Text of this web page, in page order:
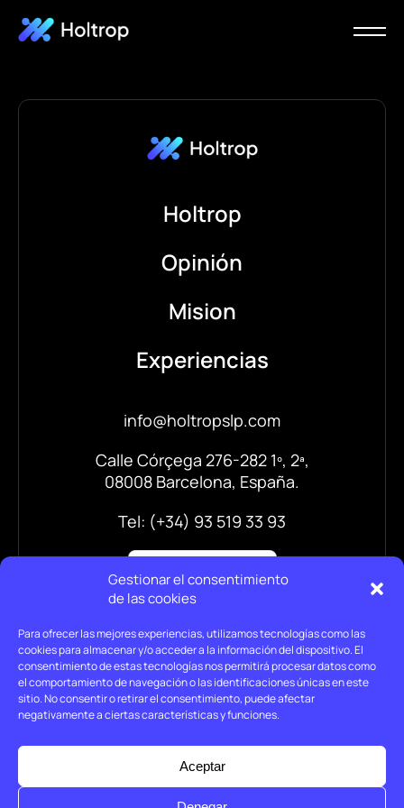
Gestionar el consentimiento
de las cookies
Para ofrecer las mejores experiencias, utilizamos tecnologías como las
cookies para almacenar y/o acceder a la información del dispositivo. El
consentimiento de estas tecnologías nos permitirá procesar datos como
el comportamiento de navegación o las identificaciones únicas en este
sitio. No consentir o retirar el consentimiento, puede afectar
negativamente a ciertas características y funciones.
Aceptar
Holtrop
Opinión
Mision
Experiencias
info@holtropslp.com
Calle Córçega 276-282 1º, 2ª,
08008 Barcelona, España.
Tel: (+34) 93 519 33 93
Aviso legal
Política de privacidad
Política de cookies